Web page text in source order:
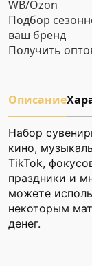
WB/Ozon
Подбор
ваш бренд
Получить
Описание
Набор
кино,
TikTok,
праздники и
можете
некоторым
денег.